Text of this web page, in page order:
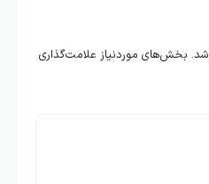
بخش‌های موردنیاز علامت‌گذاری